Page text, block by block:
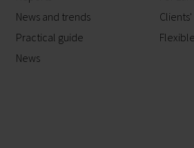
News and trends
Practical guide
News